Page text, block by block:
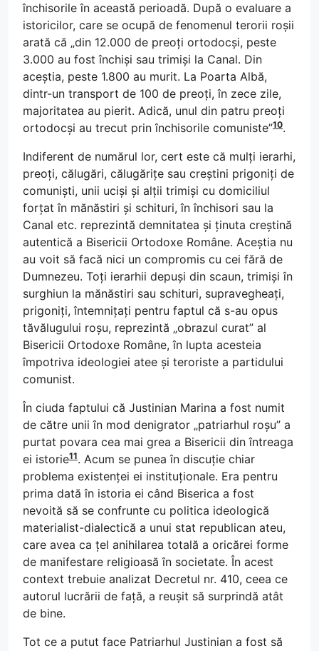
închisorile în această perioadă. După o evaluare a
istoricilor, care se ocupă de fenomenul terorii roșii
arată că „din 12.000 de preoți ortodocși, peste
3.000 au fost închiși sau trimiși la Canal. Din
aceștia, peste 1.800 au murit. La Poarta Albă,
dintr-un transport de 100 de preoți, în zece zile,
majoritatea au pierit. Adică, unul din patru preoți
ortodocși au trecut prin închisorile comuniste”10.
Indiferent de numărul lor, cert este că mulți ierarhi,
preoți, călugări, călugărițe sau creștini prigoniți de
comuniști, unii uciși și alții trimiși cu domiciliul
forțat în mănăstiri și schituri, în închisori sau la
Canal etc. reprezintă demnitatea și ținuta creștină
autentică a Bisericii Ortodoxe Române. Aceștia nu
au voit să facă nici un compromis cu cei fără de
Dumnezeu. Toți ierarhii depuși din scaun, trimiși în
surghiun la mănăstiri sau schituri, supravegheați,
prigoniți, întemnițați pentru faptul că s-au opus
tăvălugului roșu, reprezintă „obrazul curat” al
Bisericii Ortodoxe Române, în lupta acesteia
împotriva ideologiei atee și teroriste a partidului
comunist.
În ciuda faptului că Justinian Marina a fost numit
de către unii în mod denigrator „patriarhul roșu” a
purtat povara cea mai grea a Bisericii din întreaga
ei istorie11. Acum se punea în discuție chiar
problema existenței ei instituționale. Era pentru
prima dată în istoria ei când Biserica a fost
nevoită să se confrunte cu politica ideologică
materialist-dialectică a unui stat republican ateu,
care avea ca țel anihilarea totală a oricărei forme
de manifestare religioasă în societate. În acest
context trebuie analizat Decretul nr. 410, ceea ce
autorul lucrării de față, a reușit să surprindă atât
de bine.
Tot ce a putut face Patriarhul Justinian a fost să